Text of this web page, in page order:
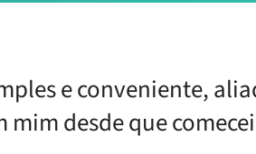
e conveniente,
desde que